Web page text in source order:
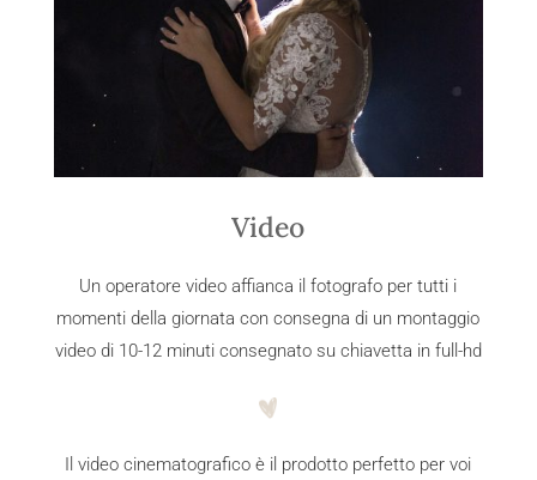
Video
Un operatore video affianca il fotografo per tutti i
momenti della giornata con consegna di un montaggio
video di 10-12 minuti consegnato su chiavetta in full-hd
Il video cinematografico è il prodotto perfetto per voi